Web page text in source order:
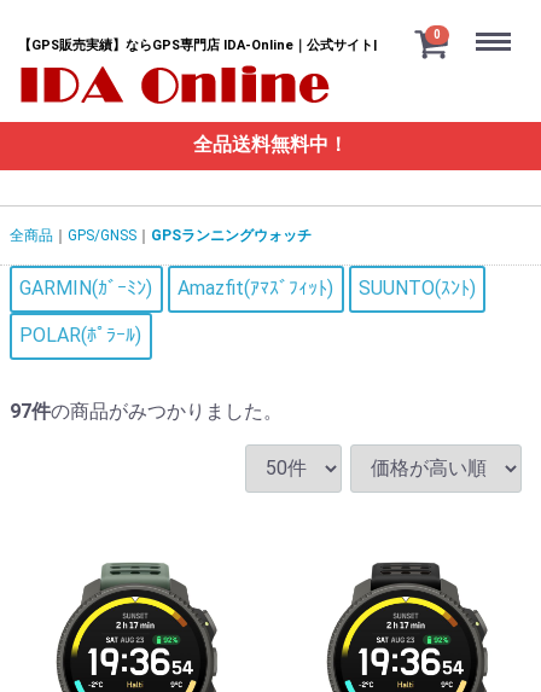
【GPS販売実績】ならGPS専門店 IDA-Online｜公式サイト|
0
全品送料無料中！
全商品 GPS/GNSS GPSランニングウォッチ
GARMIN(ｶﾞｰﾐﾝ) Amazfit(ｱﾏｽﾞﾌｨｯﾄ) SUUNTO(ｽﾝﾄ)
POLAR(ﾎﾟﾗｰﾙ)
97件の商品がみつかりました。